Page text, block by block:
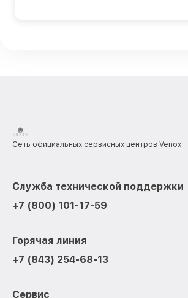
Сеть официальных сервисных центров Venox
Служба технической поддержки
+7 (800) 101-17-59
Горячая линия
+7 (843) 254-68-13
Сервис